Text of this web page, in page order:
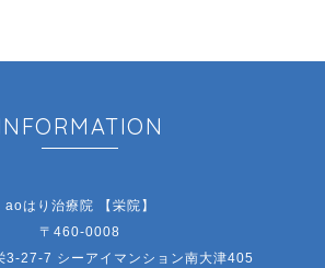
aoはり治療院 【栄院】
〒460-0008
3-27-7 シーアイマンション南大津405